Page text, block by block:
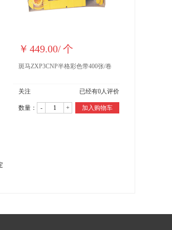
￥ 449.00/个
斑马ZXP3CNP半格彩色带400张/卷
关注 已经有0人评价
数量： - + 加入购物车